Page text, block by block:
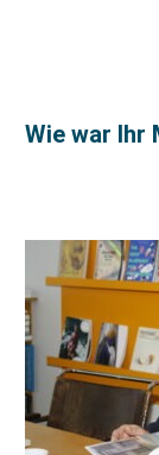
Wie war Ihr